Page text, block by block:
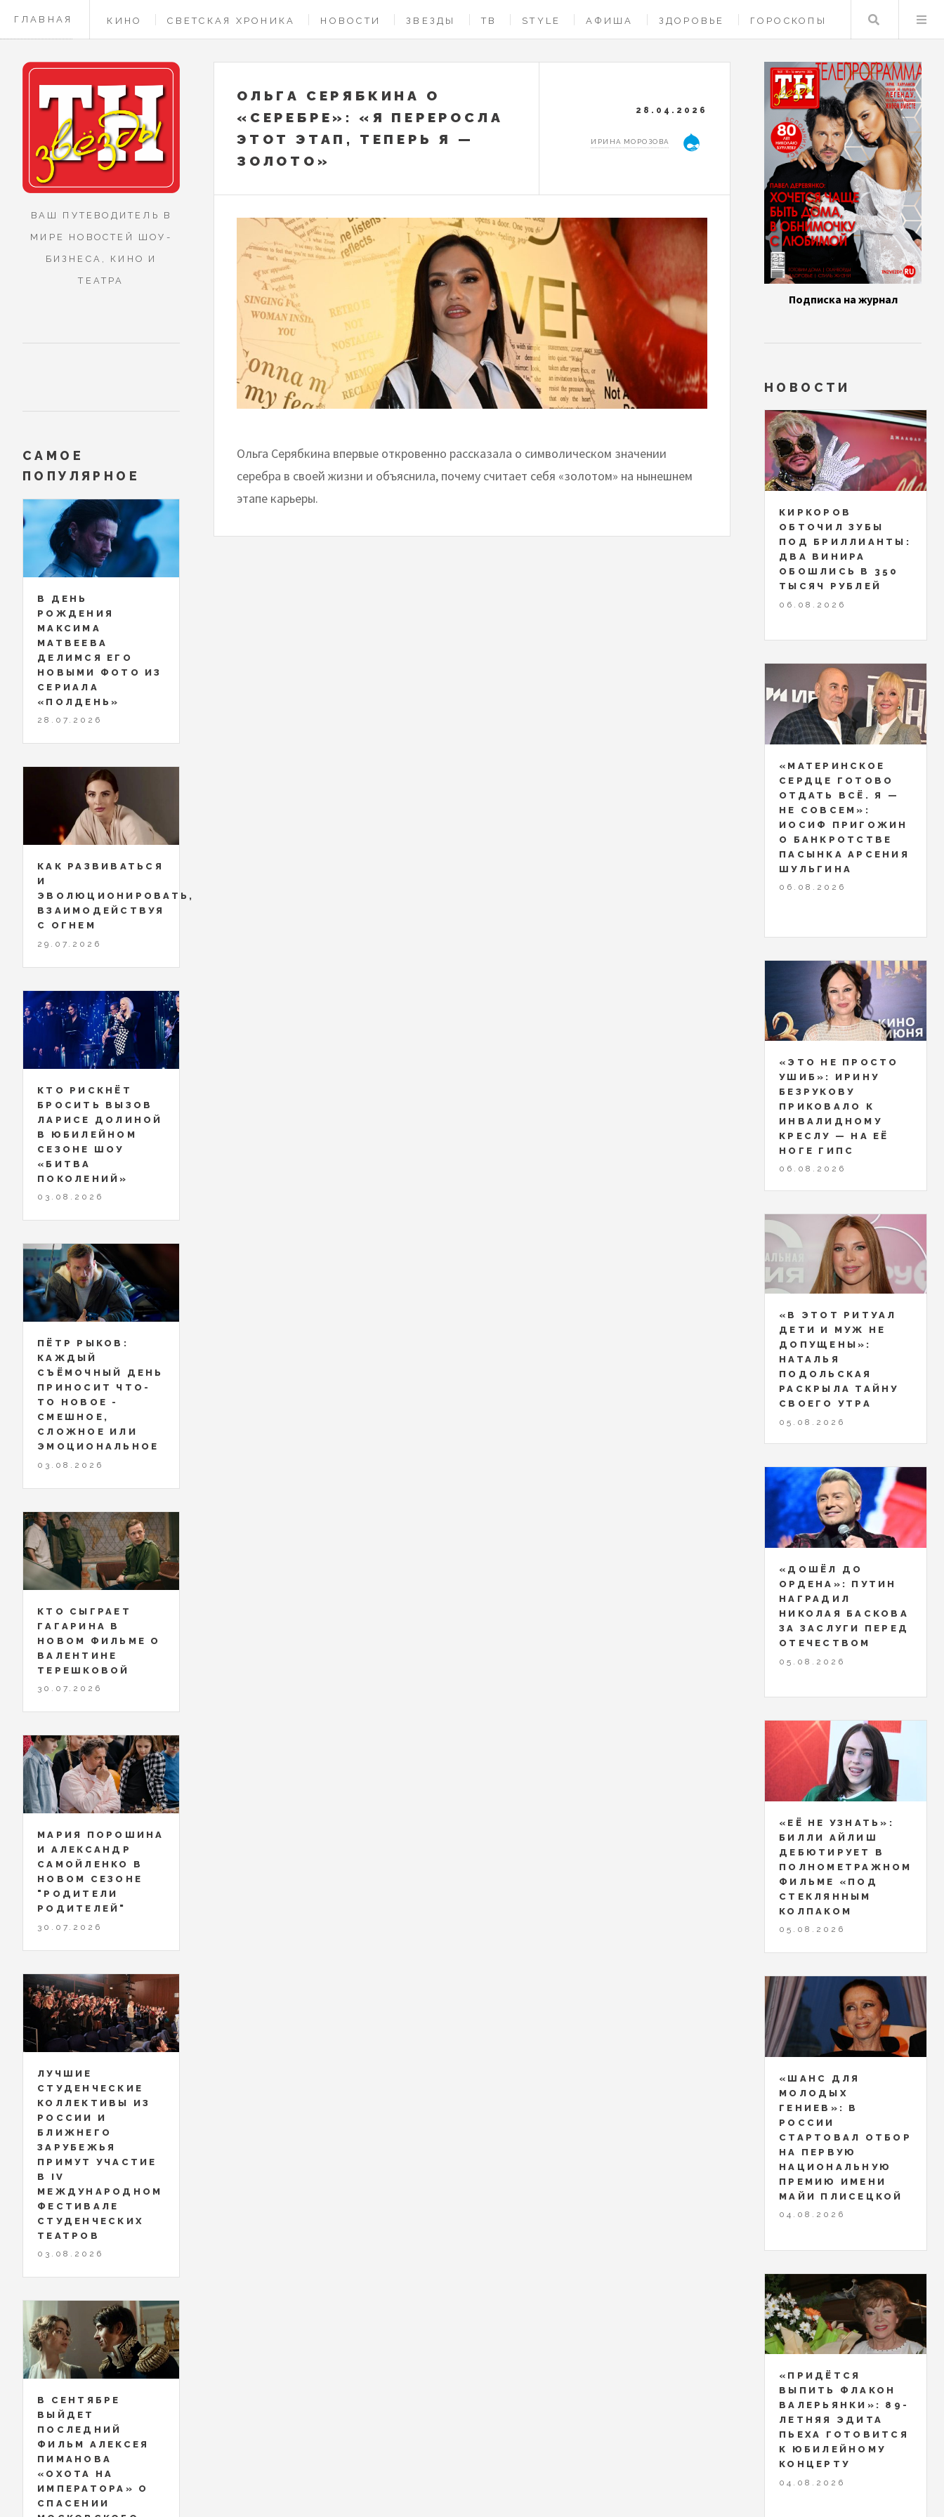
ГЛАВНАЯ КИНО СВЕТСКАЯ ХРОНИКА НОВОСТИ ЗВЕЗДЫ ТВ STYLE АФИША ЗДОРОВЬЕ ГОРОСКОПЫ
КОНТАКТЫ
Поиск
ОЛЬГА СЕРЯБКИНА О
«СЕРЕБРЕ»: «Я ПЕРЕРОСЛА
ЭТОТ ЭТАП, ТЕПЕРЬ Я —
ЗОЛОТО»
28.04.2026
ИРИНА МОРОЗОВА
Ольга Серябкина впервые откровенно рассказала о символическом значении
серебра в своей жизни и объяснила, почему считает себя «золотом» на нынешнем
этапе карьеры.
ВАШ ПУТЕВОДИТЕЛЬ В
МИРЕ НОВОСТЕЙ ШОУ-
БИЗНЕСА, КИНО И
ТЕАТРА
САМОЕ
ПОПУЛЯРНОЕ
В ДЕНЬ
РОЖДЕНИЯ
МАКСИМА
МАТВЕЕВА
ДЕЛИМСЯ ЕГО
НОВЫМИ ФОТО ИЗ
СЕРИАЛА
«ПОЛДЕНЬ»
28.07.2026
КАК РАЗВИВАТЬСЯ
И
ЭВОЛЮЦИОНИРОВАТЬ,
ВЗАИМОДЕЙСТВУЯ
С ОГНЕМ
29.07.2026
КТО РИСКНЁТ
БРОСИТЬ ВЫЗОВ
ЛАРИСЕ ДОЛИНОЙ
В ЮБИЛЕЙНОМ
СЕЗОНЕ ШОУ
«БИТВА
ПОКОЛЕНИЙ»
03.08.2026
ПЁТР РЫКОВ:
КАЖДЫЙ
СЪЁМОЧНЫЙ ДЕНЬ
ПРИНОСИТ ЧТО-
ТО НОВОЕ -
СМЕШНОЕ,
СЛОЖНОЕ ИЛИ
ЭМОЦИОНАЛЬНОЕ
03.08.2026
КТО СЫГРАЕТ
ГАГАРИНА В
НОВОМ ФИЛЬМЕ О
ВАЛЕНТИНЕ
ТЕРЕШКОВОЙ
30.07.2026
МАРИЯ ПОРОШИНА
И АЛЕКСАНДР
САМОЙЛЕНКО В
НОВОМ СЕЗОНЕ
"РОДИТЕЛИ
РОДИТЕЛЕЙ"
30.07.2026
ЛУЧШИЕ
СТУДЕНЧЕСКИЕ
КОЛЛЕКТИВЫ ИЗ
РОССИИ И
БЛИЖНЕГО
ЗАРУБЕЖЬЯ
ПРИМУТ УЧАСТИЕ
В IV
МЕЖДУНАРОДНОМ
ФЕСТИВАЛЕ
СТУДЕНЧЕСКИХ
ТЕАТРОВ
03.08.2026
В СЕНТЯБРЕ
ВЫЙДЕТ
ПОСЛЕДНИЙ
ФИЛЬМ АЛЕКСЕЯ
ПИМАНОВА
«ОХОТА НА
ИМПЕРАТОРА» О
СПАСЕНИИ
Подписка на журнал
НОВОСТИ
КИРКОРОВ
ОБТОЧИЛ ЗУБЫ
ПОД БРИЛЛИАНТЫ:
ДВА ВИНИРА
ОБОШЛИСЬ В 350
ТЫСЯЧ РУБЛЕЙ
06.08.2026
«МАТЕРИНСКОЕ
СЕРДЦЕ ГОТОВО
ОТДАТЬ ВСЁ. Я —
НЕ СОВСЕМ»:
ИОСИФ ПРИГОЖИН
О БАНКРОТСТВЕ
ПАСЫНКА АРСЕНИЯ
ШУЛЬГИНА
06.08.2026
«ЭТО НЕ ПРОСТО
УШИБ»: ИРИНУ
БЕЗРУКОВУ
ПРИКОВАЛО К
ИНВАЛИДНОМУ
КРЕСЛУ — НА ЕЁ
НОГЕ ГИПС
06.08.2026
«В ЭТОТ РИТУАЛ
ДЕТИ И МУЖ НЕ
ДОПУЩЕНЫ»:
НАТАЛЬЯ
ПОДОЛЬСКАЯ
РАСКРЫЛА ТАЙНУ
СВОЕГО УТРА
05.08.2026
«ДОШЁЛ ДО
ОРДЕНА»: ПУТИН
НАГРАДИЛ
НИКОЛАЯ БАСКОВА
ЗА ЗАСЛУГИ ПЕРЕД
ОТЕЧЕСТВОМ
05.08.2026
«ЕЁ НЕ УЗНАТЬ»:
БИЛЛИ АЙЛИШ
ДЕБЮТИРУЕТ В
ПОЛНОМЕТРАЖНОМ
ФИЛЬМЕ «ПОД
СТЕКЛЯННЫМ
КОЛПАКОМ
05.08.2026
«ШАНС ДЛЯ
МОЛОДЫХ
ГЕНИЕВ»: В
РОССИИ
СТАРТОВАЛ ОТБОР
НА ПЕРВУЮ
НАЦИОНАЛЬНУЮ
ПРЕМИЮ ИМЕНИ
МАЙИ ПЛИСЕЦКОЙ
04.08.2026
«ПРИДЁТСЯ
ВЫПИТЬ ФЛАКОН
ВАЛЕРЬЯНКИ»: 89-
ЛЕТНЯЯ ЭДИТА
ПЬЕХА ГОТОВИТСЯ
К ЮБИЛЕЙНОМУ
КОНЦЕРТУ
04.08.2026